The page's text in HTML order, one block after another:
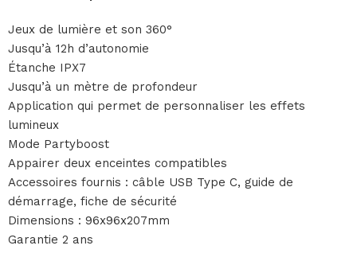
Jeux de lumière et son 360°
Jusqu’à 12h d’autonomie
Étanche IPX7
Jusqu’à un mètre de profondeur
Application qui permet de personnaliser les effets
lumineux
Mode Partyboost
Appairer deux enceintes compatibles
Accessoires fournis : câble USB Type C, guide de
démarrage, fiche de sécurité
Dimensions : 96x96x207mm
Garantie 2 ans